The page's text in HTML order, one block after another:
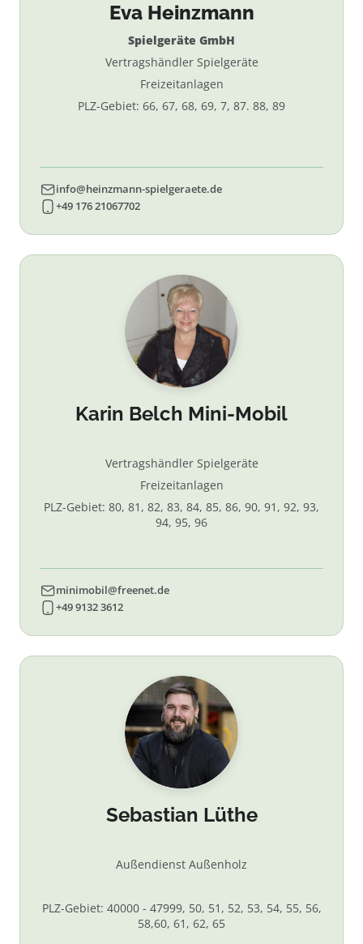
Eva Heinzmann
Spielgeräte GmbH
Vertragshändler Spielgeräte
Freizeitanlagen
PLZ-Gebiet: 66, 67, 68, 69, 7, 87. 88, 89
info@heinzmann-spielgeraete.de
+49 176 21067702
Karin Belch Mini-Mobil
Vertragshändler Spielgeräte
Freizeitanlagen
PLZ-Gebiet: 80, 81, 82, 83, 84, 85, 86, 90, 91, 92, 93,
94, 95, 96
minimobil@freenet.de
+49 9132 3612
Sebastian Lüthe
Außendienst Außenholz
PLZ-Gebiet: 40000 - 47999, 50, 51, 52, 53, 54, 55, 56,
58,60, 61, 62, 65